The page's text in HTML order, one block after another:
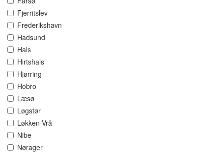
Fjerritslev
Frederikshavn
Hadsund
Hals
Hirtshals
Hjørring
Hobro
Læsø
Løgstør
Løkken-Vrå
Nibe
Nørager